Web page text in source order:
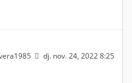
dj. nov. 24, 2022 8:25